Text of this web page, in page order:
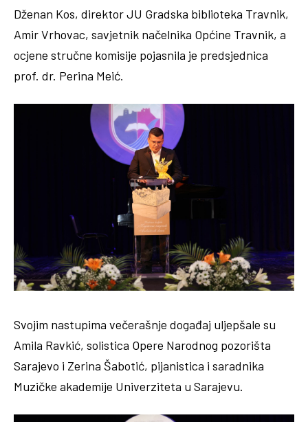
Dženan Kos, direktor JU Gradska biblioteka Travnik,
Amir Vrhovac, savjetnik načelnika Općine Travnik, a
ocjene stručne komisije pojasnila je predsjednica
prof. dr. Perina Meić.
Svojim nastupima večerašnje događaj uljepšale su
Amila Ravkić, solistica Opere Narodnog pozorišta
Sarajevo i Zerina Šabotić, pijanistica i saradnika
Muzičke akademije Univerziteta u Sarajevu.